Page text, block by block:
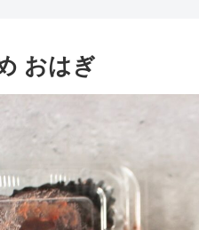
おはぎ